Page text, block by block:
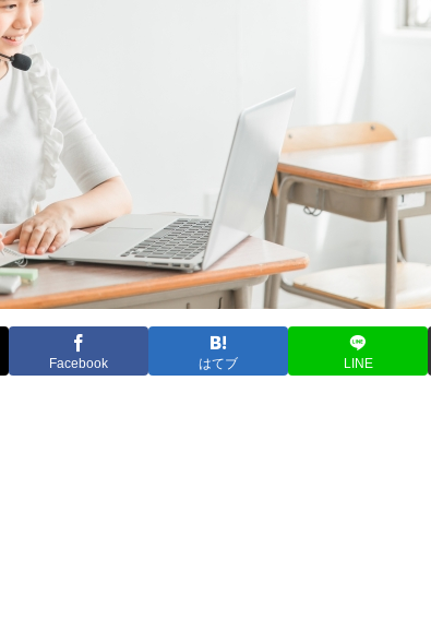
Facebook はてブ LINE